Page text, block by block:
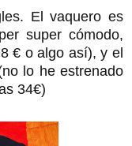
El vaquero es
super cómodo,
€ o algo así), y el
lo he estrenado
34€)